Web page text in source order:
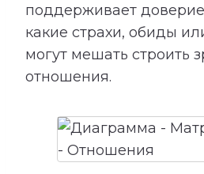
поддерживает
какие страхи, обиды
могут мешать строить
отношения.